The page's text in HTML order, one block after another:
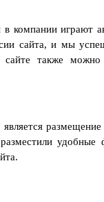
компании играют
сайта, и мы
также